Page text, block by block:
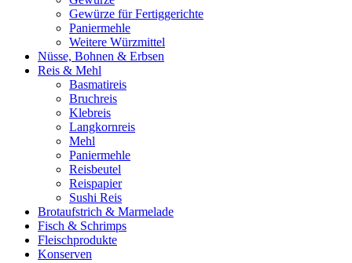
Gewürze für Fertiggerichte
Paniermehle
Weitere Würzmittel
Nüsse, Bohnen & Erbsen
Reis & Mehl
Basmatireis
Bruchreis
Klebreis
Langkornreis
Mehl
Paniermehle
Reisbeutel
Reispapier
Sushi Reis
Brotaufstrich & Marmelade
Fisch & Schrimps
Fleischprodukte
Konserven